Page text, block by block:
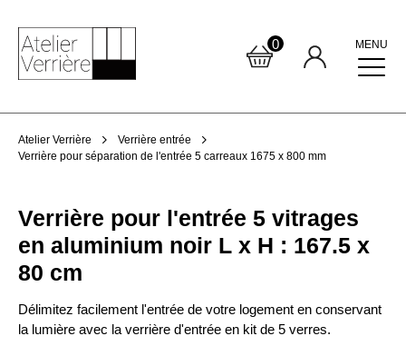
0 MENU
Atelier Verrière
Verrière entrée
Verrière pour séparation de l'entrée 5 carreaux 1675 x 800 mm
Verrière pour l'entrée 5 vitrages
en aluminium noir L x H : 167.5 x
80 cm
Délimitez facilement l'entrée de votre logement en conservant
la lumière avec la verrière d'entrée en kit de 5 verres.